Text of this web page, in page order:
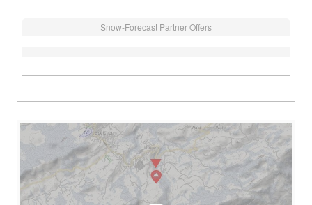
Snow-Forecast Partner Offers